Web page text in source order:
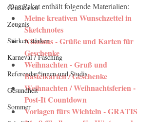
Grußkarten
Zeugnis
Stärken stärken
Karneval / Fasching
Referendar*innen und Studis
Gesundheit
Sommer
Das Paket enthält folgende Materialien:
Meine kreativen Wunschzettel in
Sketchnotes
Nikolaus - Grüße und Karten für
Geschenke
Weihnachten - Gruß und
Bastelkarten / Geschenke
Weihnachten / Weihnachtsferien -
Post-It Countdown
Vorlagen fürs Wichteln - GRATIS